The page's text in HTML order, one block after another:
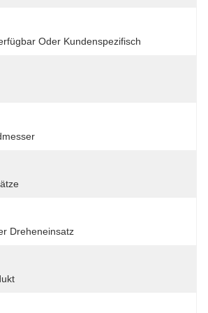
Oder Kundenspezifisch
Dreheneinsatz